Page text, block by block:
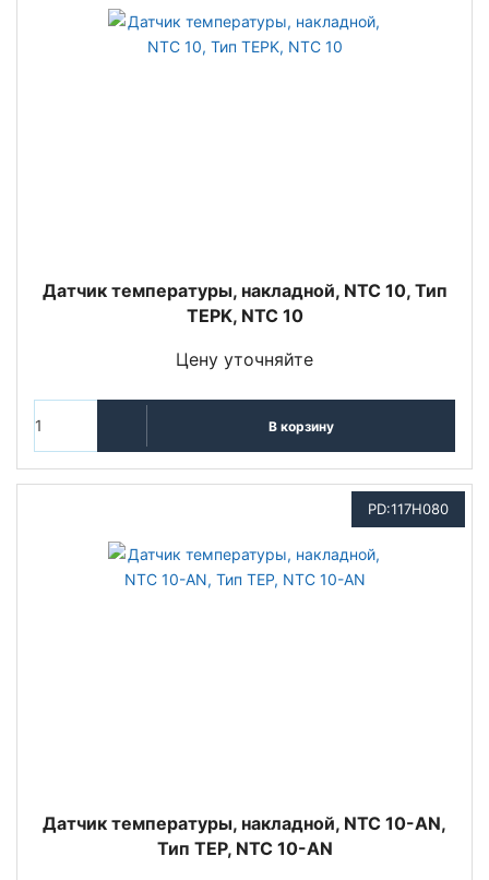
Датчик температуры, накладной, NTC 10, Тип
TEPK, NTC 10
Цену уточняйте
В корзину
PD:117H080
Датчик температуры, накладной, NTC 10-AN,
Тип TEP, NTC 10-AN